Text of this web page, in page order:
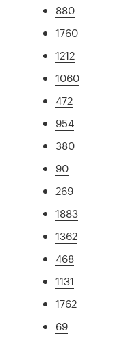
880
1760
1212
1060
472
954
380
90
269
1883
1362
468
1131
1762
69